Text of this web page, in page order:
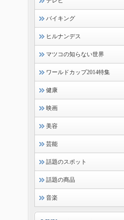
バイキング
ヒルナンデス
マツコの知らない世界
ワールドカップ2014特集
健康
映画
美容
芸能
話題のスポット
話題の商品
音楽